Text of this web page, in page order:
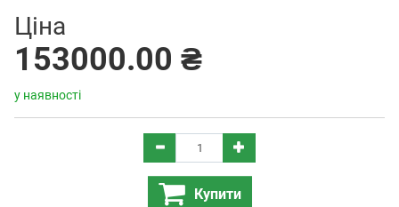
Ціна
153000.00 ₴
у наявності
Купити